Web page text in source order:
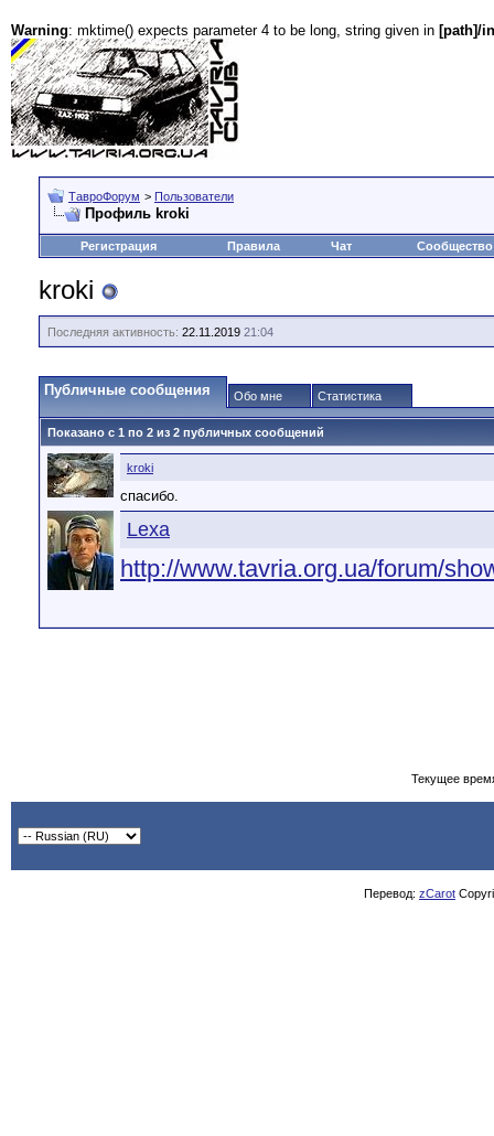
Warning: mktime() expects parameter 4 to be long, string given in [path]/
ТавроФорум > Пользователи
Профиль kroki
Регистрация Правила Чат Сообщество
kroki
Последняя активность: 22.11.2019 21:04
Публичные сообщения Обо мне Статистика
Показано с 1 по 2 из 2 публичных сообщений
kroki
спасибо.
Lexa
http://www.tavria.org.ua/forum/
Текущее
Перевод: zCarot